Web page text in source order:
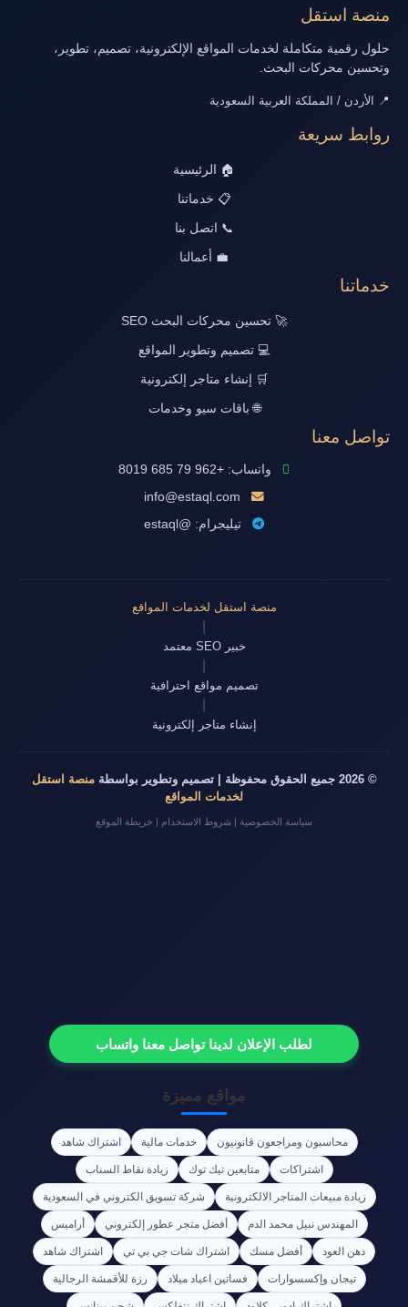
منصة استقل
حلول رقمية متكاملة لخدمات المواقع الإلكترونية، تصميم، تطوير،
وتحسين محركات البحث.
📍 الأردن / المملكة العربية السعودية
روابط سريعة
🏠 الرئيسية
📋 خدماتنا
📞 اتصل بنا
💼 أعمالنا
خدماتنا
🚀 تحسين محركات البحث SEO
💻 تصميم وتطوير المواقع
🛒 إنشاء متاجر إلكترونية
🌐 باقات سيو وخدمات
تواصل معنا
واتساب: +962 79 685 8019
info@estaql.com
تيليجرام: @estaql
منصة استقل لخدمات المواقع
خبير SEO معتمد
تصميم مواقع احترافية
إنشاء متاجر إلكترونية
© 2026 جميع الحقوق محفوظة | تصميم وتطوير بواسطة
منصة استقل
لخدمات المواقع
سياسة الخصوصية | شروط الاستخدام | خريطة الموقع
لطلب الإعلان لدينا تواصل معنا واتساب
مواقع مميزة
محاسبون ومراجعون قانونيون خدمات مالية
اشتراك شاهد
اشتراكات
متابعين تيك توك
زيادة نقاط السناب
زيادة مبيعات المتاجر الالكترونية
شركة تسويق الكتروني في السعودية
المهندس نبيل محمد الدم
أفضل متجر عطور إلكتروني
أراميس
دهن العود
أفضل مسك اشتراك شات جي بي تي
اشتراك شاهد
تيجان وإكسسوارات
فساتين اعياد ميلاد
رزة للأقمشة الرجالية